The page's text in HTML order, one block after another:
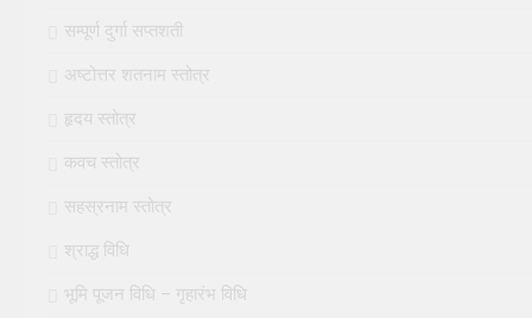
सम्पूर्ण दुर्गा सप्तशती
अष्टोत्तर शतनाम स्तोत्र
हृदय स्तोत्र
कवच स्तोत्र
सहस्रनाम स्तोत्र
श्राद्ध विधि
भूमि पूजन विधि – गृहारंभ विधि